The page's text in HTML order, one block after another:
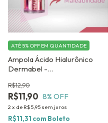
Ampola Ácido Hialurônico
Dermabel -
- com 4 unidades
R$11,90
R$12,90
8% OFF
2 x de R$5,95 sem juros
ATÉ 5% OFF EM QUANTIDADE
R$11,31 com Boleto